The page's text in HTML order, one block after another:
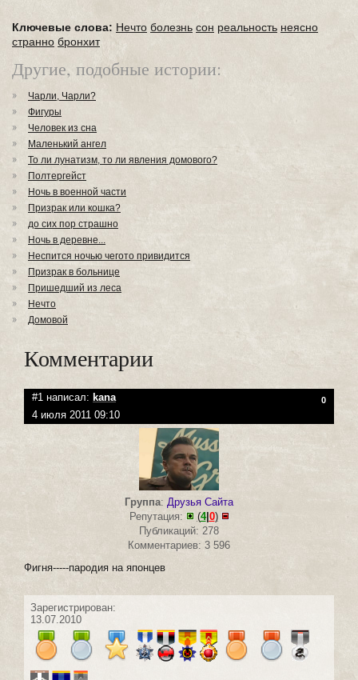
Ключевые слова: Нечто болезнь сон реальность неясно
странно бронхит
Другие, подобные истории:
Чарли, Чарли?
Фигуры
Человек из сна
Маленький ангел
То ли лунатизм, то ли явления домового?
Полтергейст
Ночь в военной части
Призрак или кошка?
до сих пор страшно
Ночь в деревне...
Неспится ночью чегото привидится
Призрак в больнице
Пришедший из леса
Нечто
Домовой
Комментарии
#1 написал: kana 0
4 июля 2011 09:10
Группа: Друзья Сайта
Репутация:
(4| 0)
Публикаций: 278
Комментариев: 3 596
Фигня-----пародия на японцев
Зарегистрирован:
13.07.2010